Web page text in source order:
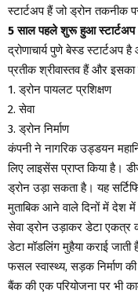
स्टार्टअप हैं जो ड्रोन तकनीक
5 साल पहले शुरू हुआ स्टार्टअप
द्रोणाचार्य पुणे बेस्ड
प्रतीक श्रीवास्तव हैं और
1. ड्रोन पायलट प्रशिक्षण
2. सेवा
3. ड्रोन निर्माण
कंपनी ने नागरिक उड्डयन
लिए लाइसेंस प्राप्त किया है।
ड्रोन उड़ा सकता है। यह
मुताबिक आने वाले दिनों में देश
सेवा ड्रोन उड़ाकर डेटा एकत्र
डेटा मॉडलिंग मुहैया कराई जाती
फसल स्वास्थ्य, सड़क निर्माण
बैंक की एक परियोजना पर भी